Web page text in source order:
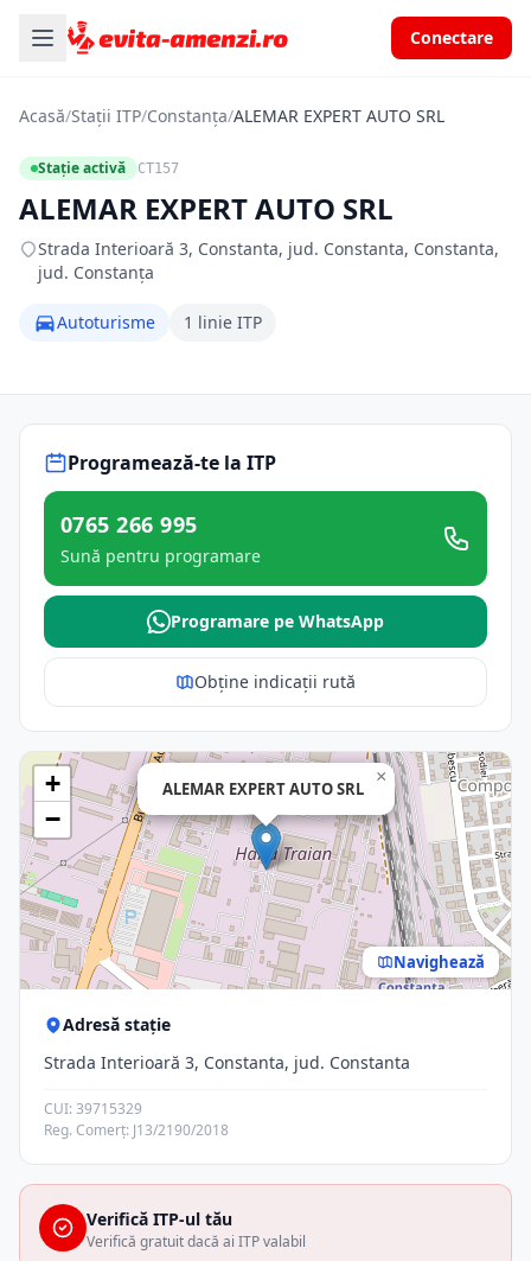
Conectare
Acasă/Stații ITP/Constanța/ALEMAR EXPERT AUTO SRL
Stație activă CT157
ALEMAR EXPERT AUTO SRL
Strada Interioară 3, Constanta, jud. Constanta, Constanta,
jud. Constanța
Autoturisme 1 linie ITP
Programează-te la ITP
0765 266 995
Sună pentru programare
Programare pe WhatsApp
Obține indicații rută
ALEMAR EXPERT AUTO SRL
×
+
−
Navighează
Adresă stație
Strada Interioară 3, Constanta, jud. Constanta
CUI: 39715329
Reg. Comerț: J13/2190/2018
Verifică ITP-ul tău
Verifică gratuit dacă ai ITP valabil